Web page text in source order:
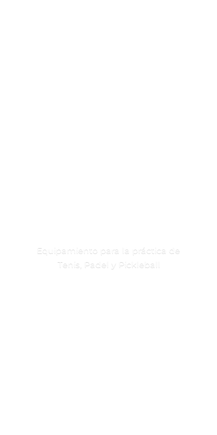
Equipamiento para la práctica de
Tenis, Padel
y Pickleball